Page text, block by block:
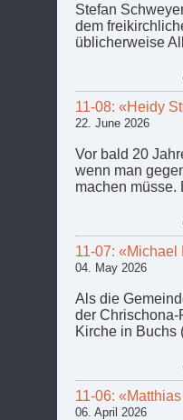
Stefan
dem
üblicherweise
11-08: «Heidy
22. June 2026
Vor bald 20
wenn man
machen müsse.
11-07:
04. May 2026
Als die
der
Kirche in Buchs
11-06:
06. April 2026